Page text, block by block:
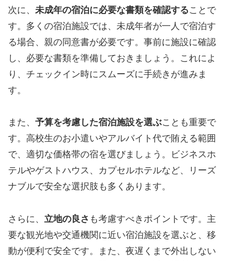
次に、 未成年の宿泊に必要な書類を確認することで
す。多くの宿泊施設では、未成年者が一人で宿泊す
る場合、親の同意書が必要です。事前に施設に確認
し、必要な書類を準備しておきましょう。これによ
り、チェックイン時にスムーズに手続きが進みま
す。
また、 予算を考慮した宿泊施設を選ぶことも重要で
す。高校生のお小遣いやアルバイト代で賄える範囲
で、適切な価格帯の宿を選びましょう。ビジネスホ
テルやゲストハウス、カプセルホテルなど、リーズ
ナブルで安全な選択肢も多くあります。
さらに、 立地の良さ も考慮すべきポイントです。主
要な観光地や交通機関に近い宿泊施設を選ぶと、移
動が便利で安全です。また、夜遅くまで外出しない